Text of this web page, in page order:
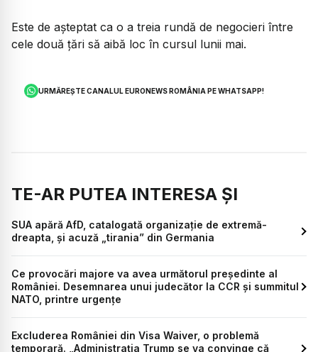
Este de aşteptat ca o a treia rundă de negocieri între
cele două ţări să aibă loc în cursul lunii mai.
URMĂREȘTE CANALUL EURONEWS ROMÂNIA PE WHATSAPP!
TE-AR PUTEA INTERESA ȘI
SUA apără AfD, catalogată organizație de extremă-
dreapta, și acuză „tirania” din Germania
Ce provocări majore va avea următorul președinte al
României. Desemnarea unui judecător la CCR și summitul
NATO, printre urgențe
Excluderea României din Visa Waiver, o problemă
temporară. „Administrația Trump se va convinge că